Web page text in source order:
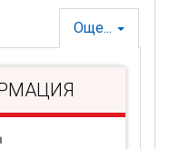
Още...